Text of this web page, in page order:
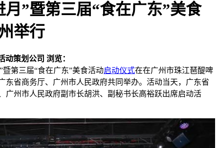
月”暨第三届“食在广东”美食
举行
动策划公司 浏览：
第三届“食在广东”美食活动启动仪式在在广州市珠江琶醍啤
东省商务厅、广州市人民政府共同举办。活动当天，广东省
广州市人民政府副市长胡洪、副秘书长高裕跃出席启动活